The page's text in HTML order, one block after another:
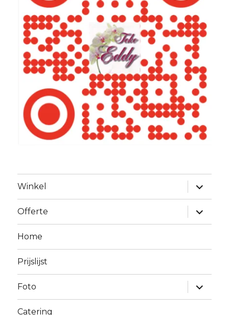
Winkel
Alles
Offerte
Alles
Home
Prijslijst
Foto
Alles
Catering